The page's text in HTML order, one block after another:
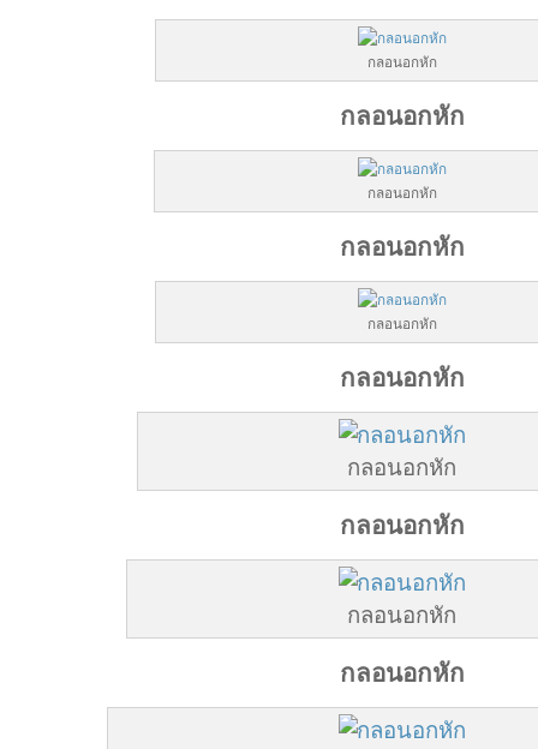
กลอนอกหัก
กลอนอกหัก
กลอนอกหัก
กลอนอกหัก
กลอนอกหัก
กลอนอกหัก
กลอนอกหัก
กลอนอกหัก
กลอนอกหัก
กลอนอกหัก